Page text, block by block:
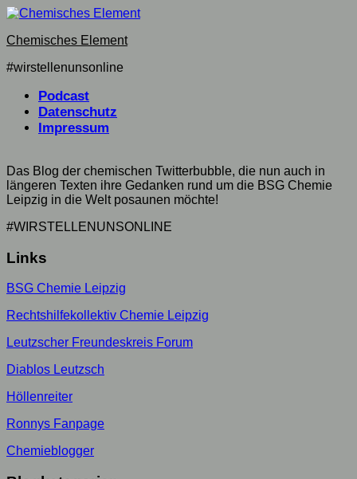
Skip
content
Chemisches Element
#wirstellenunsonline
Podcast
Datenschutz
Impressum
Das Blog der chemischen Twitterbubble, die nun auch in
längeren Texten ihre Gedanken rund um die BSG Chemie
Leipzig in die Welt posaunen möchte!
#WIRSTELLENUNSONLINE
Links
BSG Chemie Leipzig
Rechtshilfekollektiv Chemie Leipzig
Leutzscher Freundeskreis Forum
Diablos Leutzsch
Höllenreiter
Ronnys Fanpage
Chemieblogger